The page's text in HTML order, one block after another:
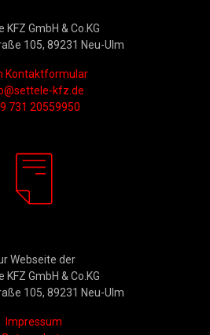
KFZ GmbH & Co.KG
105, 89231 Neu-Ulm
Kontaktformular
kfz.de
731 20559950
Webseite der
KFZ GmbH & Co.KG
105, 89231 Neu-Ulm
Impressum